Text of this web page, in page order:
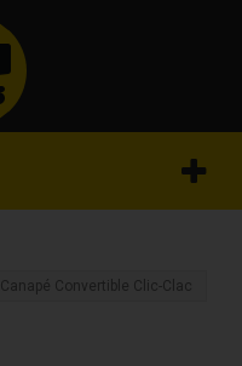
Canapé Convertible Clic-Clac